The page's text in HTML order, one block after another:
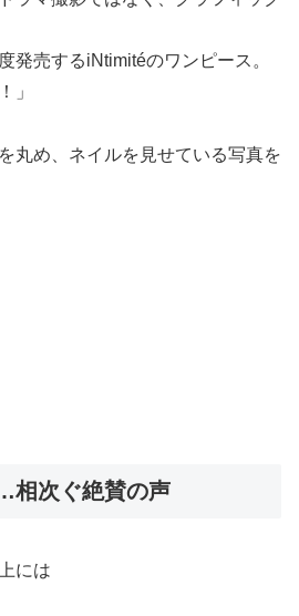
発売するiNtimitéのワンピース。
」
丸め、ネイルを見せている写真を
相次ぐ絶賛の声
には